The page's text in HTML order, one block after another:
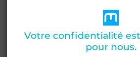
Appartement à Californie, Tanger
Votre confidentialité
pour nous.